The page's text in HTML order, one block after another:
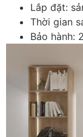
Lắp đặt:
Thời gian
Bảo hành: